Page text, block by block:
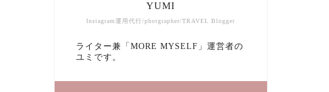
Instagram運用代行/photgrapher/TRAVEL Blogger
YUMI
ライター兼「MORE MYSELF」運営者の
ユミです。